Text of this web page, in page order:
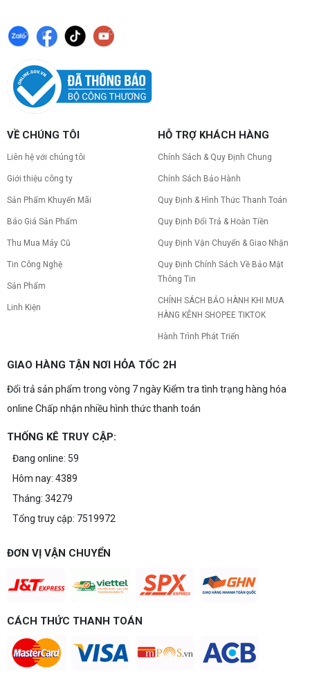
VỀ CHÚNG TÔI
Liên hệ với chúng tôi
Giới thiệu công ty
Sản Phẩm Khuyến Mãi
Báo Giá Sản Phẩm
Thu Mua Máy Cũ
Tin Công Nghệ
Sản Phẩm
Linh Kiện
HỖ TRỢ KHÁCH HÀNG
Chính Sách & Quy Định Chung
Chính Sách Bảo Hành
Quy Định & Hình Thức Thanh Toán
Quy Định Đổi Trả & Hoàn Tiền
Quy Định Vận Chuyển & Giao Nhận
Quy Định Chính Sách Về Bảo Mật
Thông Tin
CHÍNH SÁCH BẢO HÀNH KHI MUA
HÀNG KÊNH SHOPEE TIKTOK
Hành Trình Phát Triển
GIAO HÀNG TẬN NƠI HỎA TỐC 2H
Đổi trả sản phẩm trong vòng 7 ngày Kiểm tra tình trạng hàng hóa
online Chấp nhận nhiều hình thức thanh toán
THỐNG KÊ TRUY CẬP:
Đang online: 59
Hôm nay: 4389
Tháng: 34279
Tổng truy cập: 7519972
ĐƠN VỊ VẬN CHUYỂN
CÁCH THỨC THANH TOÁN